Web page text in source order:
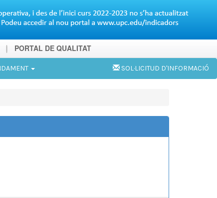
PORTAL DE QUALITAT
SOL·LICITUD D'INFORMACIÓ